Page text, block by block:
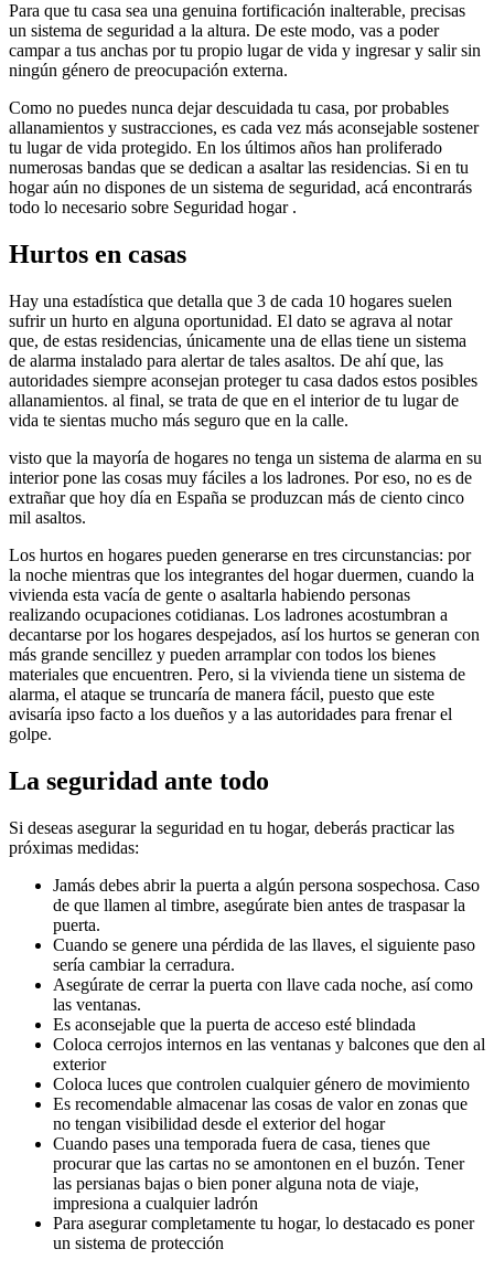
Para que tu casa sea una genuina fortificación inalterable, precisas
un sistema de seguridad a la altura. De este modo, vas a poder
campar a tus anchas por tu propio lugar de vida y ingresar y salir sin
ningún género de preocupación externa.
Como no puedes nunca dejar descuidada tu casa, por probables
allanamientos y sustracciones, es cada vez más aconsejable sostener
tu lugar de vida protegido. En los últimos años han proliferado
numerosas bandas que se dedican a asaltar las residencias. Si en tu
hogar aún no dispones de un sistema de seguridad, acá encontrarás
todo lo necesario sobre Seguridad hogar .
Hurtos en casas
Hay una estadística que detalla que 3 de cada 10 hogares suelen
sufrir un hurto en alguna oportunidad. El dato se agrava al notar
que, de estas residencias, únicamente una de ellas tiene un sistema
de alarma instalado para alertar de tales asaltos. De ahí que, las
autoridades siempre aconsejan proteger tu casa dados estos posibles
allanamientos. al final, se trata de que en el interior de tu lugar de
vida te sientas mucho más seguro que en la calle.
visto que la mayoría de hogares no tenga un sistema de alarma en su
interior pone las cosas muy fáciles a los ladrones. Por eso, no es de
extrañar que hoy día en España se produzcan más de ciento cinco
mil asaltos.
Los hurtos en hogares pueden generarse en tres circunstancias: por
la noche mientras que los integrantes del hogar duermen, cuando la
vivienda esta vacía de gente o asaltarla habiendo personas
realizando ocupaciones cotidianas. Los ladrones acostumbran a
decantarse por los hogares despejados, así los hurtos se generan con
más grande sencillez y pueden arramplar con todos los bienes
materiales que encuentren. Pero, si la vivienda tiene un sistema de
alarma, el ataque se truncaría de manera fácil, puesto que este
avisaría ipso facto a los dueños y a las autoridades para frenar el
golpe.
La seguridad ante todo
Si deseas asegurar la seguridad en tu hogar, deberás practicar las
próximas medidas:
Jamás debes abrir la puerta a algún persona sospechosa. Caso
de que llamen al timbre, asegúrate bien antes de traspasar la
puerta.
Cuando se genere una pérdida de las llaves, el siguiente paso
sería cambiar la cerradura.
Asegúrate de cerrar la puerta con llave cada noche, así como
las ventanas.
Es aconsejable que la puerta de acceso esté blindada
Coloca cerrojos internos en las ventanas y balcones que den al
exterior
Coloca luces que controlen cualquier género de movimiento
Es recomendable almacenar las cosas de valor en zonas que
no tengan visibilidad desde el exterior del hogar
Cuando pases una temporada fuera de casa, tienes que
procurar que las cartas no se amontonen en el buzón. Tener
las persianas bajas o bien poner alguna nota de viaje,
impresiona a cualquier ladrón
Para asegurar completamente tu hogar, lo destacado es poner
un sistema de protección